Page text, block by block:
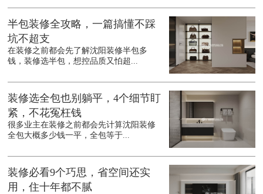
半包装修全攻略，一篇搞懂不踩
坑不超支
在装修之前都会先了解沈阳装修半包多
钱，装修选半包，想控品质又怕超...
装修选全包也别躺平，4个细节盯
紧，不花冤枉钱
很多业主在装修之前都会先计算沈阳装修
全包大概多少钱一平，全包等于...
装修必看9个巧思，省空间还实
用，住十年都不腻